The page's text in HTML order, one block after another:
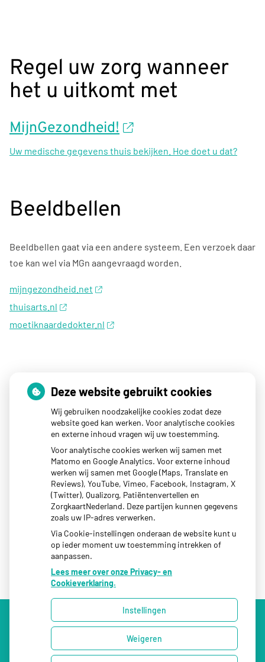
Regel uw zorg wanneer
het u uitkomt met
MijnGezondheid!
Uw medische gegevens thuis bekijken. Hoe doet u dat?
Beeldbellen
Beeldbellen gaat via een andere systeem. Een verzoek daar
toe kan wel via MGn aangevraagd worden.
mijngezondheid.net
thuisarts.nl
moetiknaardedokter.nl
Snel naar
MGN Mijngezondheid.net
voor herhaalrecepten
voor email
voor sturen foto
Aanmelden bij MGn
Uw Zorg Online|Beheer
Deze website gebruikt cookies
Wij gebruiken noodzakelijke cookies zodat deze
website goed kan werken. Voor analytische cookies
en externe inhoud vragen wij uw toestemming.
Voor analytische cookies werken wij samen met
Matomo en Google Analytics. Voor externe inhoud
werken wij samen met Google (Maps, Translate en
Reviews), YouTube, Vimeo, Facebook, Instagram, X
(Twitter), Qualizorg, Patiëntenvertellen en
ZorgkaartNederland. Deze partijen kunnen gegevens
zoals uw IP-adres verwerken.
Via Cookie-instellingen onderaan de website kunt u
op ieder moment uw toestemming intrekken of
aanpassen.
Lees meer over onze Privacy- en
Cookieverklaring.
Instellingen
Weigeren